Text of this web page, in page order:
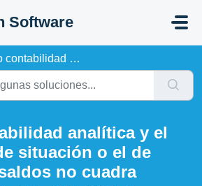
Software
analítica y el balance de situación o el...
analítica y el
situación o el de
no cuadra